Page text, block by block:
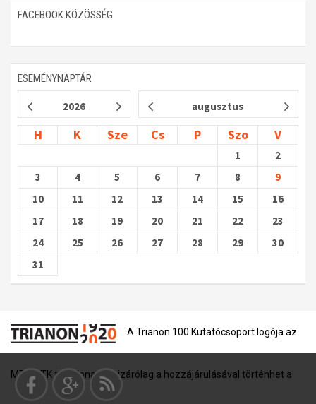
FACEBOOK KÖZÖSSÉG
ESEMÉNYNAPTÁR
2026 augusztus
H K Sze Cs P Szo V
1
2
3
4 5 6 7 8
9
10
11 12 13 14 15
16
17
18 19 20 21 22
23
24
25 26 27 28 29
30
31
A Trianon 100 Kutatócsoport logója az
MTA BTK tulajdona, és kizárólag a hozzájárulásával történhet a